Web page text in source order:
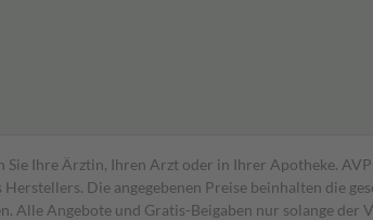
Sie Ihre Ärztin, Ihren Arzt oder in Ihrer Apotheke.
Die angegebenen Preise beinhalten die
Alle Angebote und Gratis-Beigaben nur solange der